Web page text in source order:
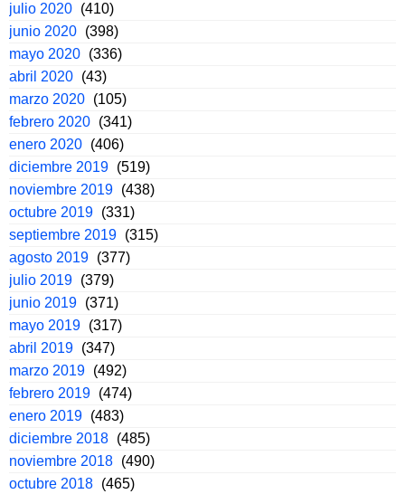
julio 2020 (410)
junio 2020 (398)
mayo 2020 (336)
abril 2020 (43)
marzo 2020 (105)
febrero 2020 (341)
enero 2020 (406)
diciembre 2019 (519)
noviembre 2019 (438)
octubre 2019 (331)
septiembre 2019 (315)
agosto 2019 (377)
julio 2019 (379)
junio 2019 (371)
mayo 2019 (317)
abril 2019 (347)
marzo 2019 (492)
febrero 2019 (474)
enero 2019 (483)
diciembre 2018 (485)
noviembre 2018 (490)
octubre 2018 (465)